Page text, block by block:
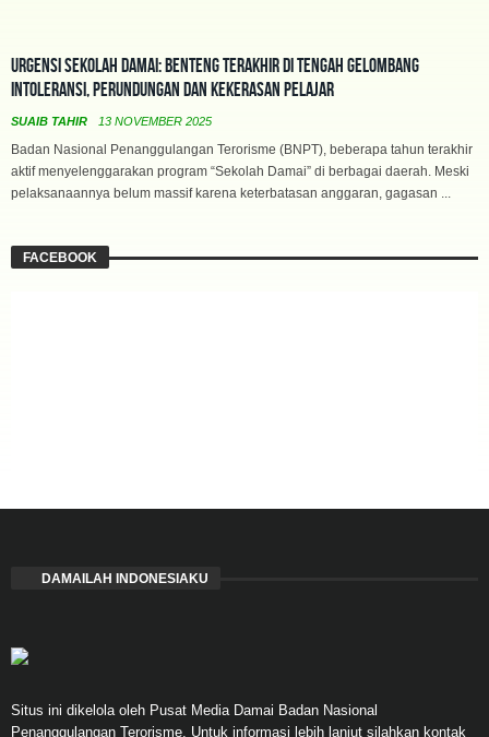
Urgensi Sekolah Damai: Benteng Terakhir di Tengah Gelombang
Intoleransi, Perundungan dan Kekerasan Pelajar
SUAIB TAHIR 13 NOVEMBER 2025
Badan Nasional Penanggulangan Terorisme (BNPT), beberapa tahun terakhir
aktif menyelenggarakan program “Sekolah Damai” di berbagai daerah. Meski
pelaksanaannya belum massif karena keterbatasan anggaran, gagasan ...
FACEBOOK
DAMAILAH INDONESIAKU
Situs ini dikelola oleh Pusat Media Damai Badan Nasional
Penanggulangan Terorisme. Untuk informasi lebih lanjut silahkan kontak